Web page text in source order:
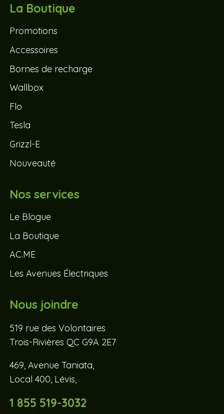
La Boutique
Promotions
Accessoires
Bornes de recharge
Wallbox
Flo
Tesla
Grizzl-E
Nouveauté
Nos services
Le Blogue
La Boutique
AC.ME
Les Avenues Électriques
Nous joindre
519 rue des Volontaires
Trois-Rivières QC G9A 2E7
469, Avenue Taniata,
Local 400, Lévis,
1 855 519-3032